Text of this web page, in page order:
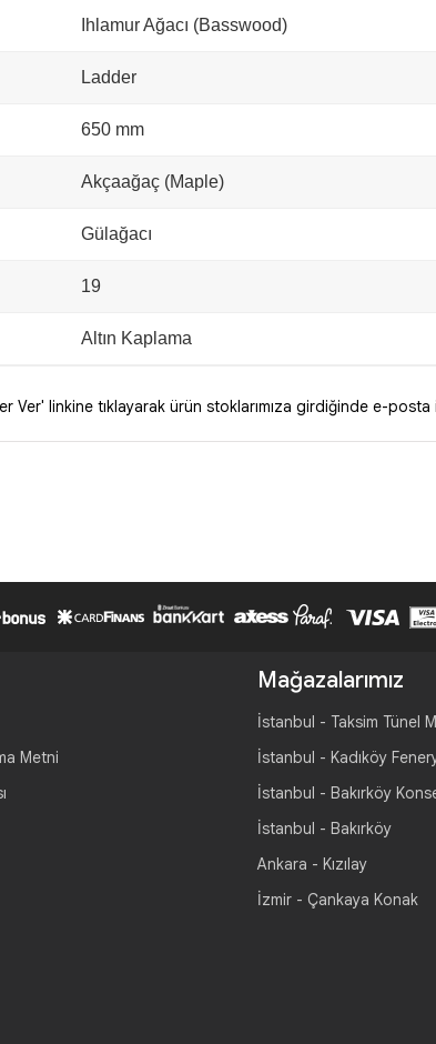
Ihlamur Ağacı (Basswood)
Ladder
650 mm
Akçaağaç (Maple)
Gülağacı
19
Altın Kaplama
Ver' linkine tıklayarak ürün stoklarımıza girdiğinde e-
Metni
Mağazalarımız
İstanbul - Taksim Tünel
İstanbul - Kadıköy
İstanbul - Bakırköy
İstanbul - Bakırköy
Ankara - Kızılay
İzmir - Çankaya Konak